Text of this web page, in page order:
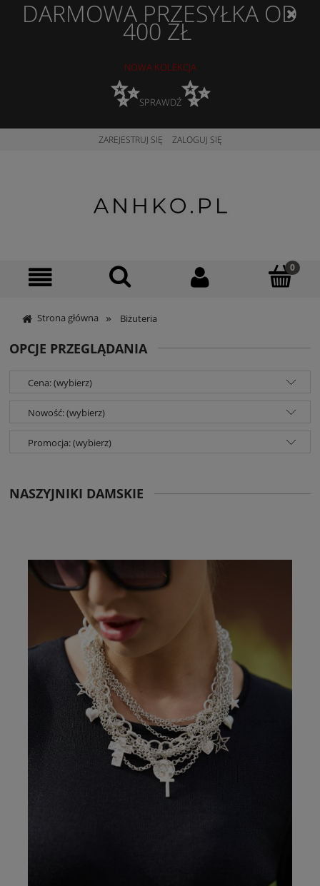
DARMOWA PRZESYŁKA OD
400 ZŁ
NOWA KOLEKCJA
✨SPRAWDŹ✨
ZAREJESTRUJ SIĘ ZALOGUJ SIĘ
Strona główna » Biżuteria
OPCJE PRZEGLĄDANIA
Cena: (wybierz)
Nowość: (wybierz)
Promocja: (wybierz)
NASZYJNIKI DAMSKIE